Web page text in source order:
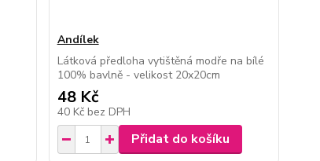
Andílek
Látková předloha vytištěná modře na bílé
100% bavlně - velikost 20x20cm
48 Kč
40 Kč bez DPH
Přidat do košíku